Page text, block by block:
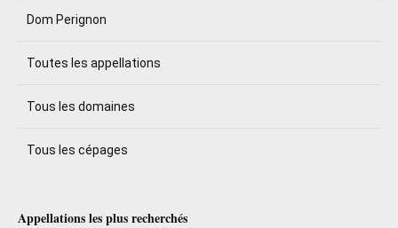
Dom Perignon
Toutes les appellations
Tous les domaines
Tous les cépages
Appellations les plus recherchés